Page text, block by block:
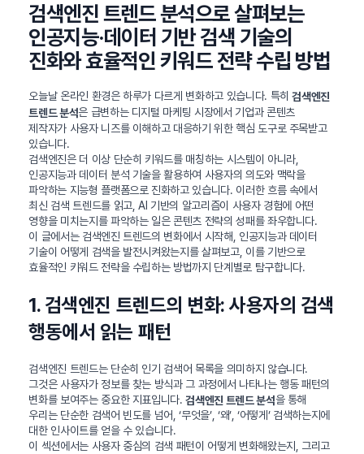
검색엔진 트렌드 분석으로 살펴보는
인공지능·데이터 기반 검색 기술의
진화와 효율적인 키워드 전략 수립 방법
오늘날 온라인 환경은 하루가 다르게 변화하고 있습니다. 특히검색엔진
트렌드 분석은 급변하는 디지털 마케팅 시장에서 기업과 콘텐츠
제작자가 사용자 니즈를 이해하고 대응하기 위한 핵심 도구로 주목받고
있습니다.
검색엔진은 더 이상 단순히 키워드를 매칭하는 시스템이 아니라,
인공지능과 데이터 분석 기술을 활용하여 사용자의 의도와 맥락을
파악하는 지능형 플랫폼으로 진화하고 있습니다. 이러한 흐름 속에서
최신 검색 트렌드를 읽고, AI 기반의 알고리즘이 사용자 경험에 어떤
영향을 미치는지를 파악하는 일은 콘텐츠 전략의 성패를 좌우합니다.
이 글에서는 검색엔진 트렌드의 변화에서 시작해, 인공지능과 데이터
기술이 어떻게 검색을 발전시켜왔는지를 살펴보고, 이를 기반으로
효율적인 키워드 전략을 수립하는 방법까지 단계별로 탐구합니다.
1. 검색엔진 트렌드의 변화: 사용자의 검색
행동에서 읽는 패턴
검색엔진 트렌드는 단순히 인기 검색어 목록을 의미하지 않습니다.
그것은 사용자가 정보를 찾는 방식과 그 과정에서 나타나는 행동 패턴의
변화를 보여주는 중요한 지표입니다.검색엔진 트렌드 분석을 통해
우리는 단순한 검색어 빈도를 넘어, ‘무엇을’, ‘왜’, ‘어떻게’ 검색하는지에
대한 인사이트를 얻을 수 있습니다.
이 섹션에서는 사용자 중심의 검색 패턴이 어떻게 변화해왔는지, 그리고